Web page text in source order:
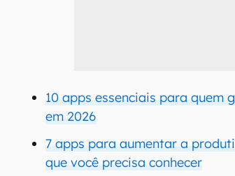
10 apps essenciais para quem
em 2026
7 apps para aumentar a
que você precisa conhecer